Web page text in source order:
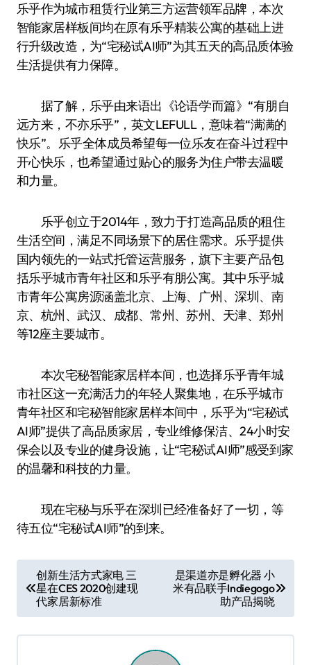
乐乎作为城市租赁行业第三方运营领军品牌，本次
智能家居样板间均在原有乐乎精装公寓的基础上进
行升级改造，为“宅秘试AI师”为其五天的高品质体验
生活提供有力保障。
据了解，乐乎由来语出《论语·学而篇》“有朋自
远方来，不亦乐乎”，英文LEFULL，意味着“满满的
快乐”。乐乎全体成员希望每一位乐友在奋斗过程中
开心快乐，也希望通过贴心的服务为住户带去温暖
和力量。
乐乎创立于2014年，致力于打造高品质的租住
生活空间，满足不同场景下的居住需求。乐乎提供
国内领先的一站式托管运营服务，旗下主要产品包
括乐乎城市青年社区和乐乎有朋公寓。其中乐乎城
市青年公寓房源涵盖北京、上海、广州、深圳、南
京、杭州、武汉、成都、常州、苏州、天津、郑州
等12座主要城市。
本次宅秘智能家居样本间，也选择乐乎青年城
市社区这一充满活力的年轻人聚集地，在乐乎城市
青年社区和宅秘智能家居样本间中，乐乎为“宅秘试
AI师”提供了高品质家居，专业维修保洁、24小时安
保会以及专业的健身设施，让“宅秘试AI师”感受到家
的温馨和科技的力量。
现在宅秘与乐乎在深圳已经准备好了一切，等
待五位“宅秘试AI师”的到来。
章
导
航
创新生活方式家电 三
星在CES 2020创建现
代家居新标准
是渠道亦是孵化器 小
米有品联手Indiegogo
助产品揭晓